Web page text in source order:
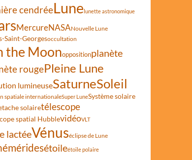
cendréeLunelunette astronomique
MercureNASANouvelle Lune
Saint-Georgesoccultation
the Moonoppositionplanète
rougePleine Lune
lumineuseSaturneSoleil
spatiale internationaleSuper LuneSystème solaire
tache solairetélescope
spatial HubblevidéoVLT
lactéeVénuséclipse de Lune
étoileétoile polaire